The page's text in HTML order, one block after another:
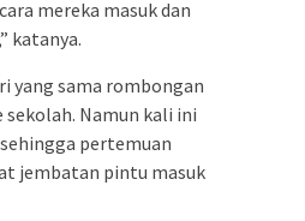
mereka masuk dan
katanya.
yang sama rombongan
Namun kali ini
pertemuan
jembatan pintu masuk